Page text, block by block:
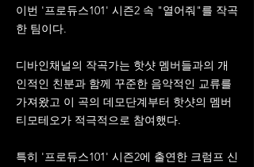
이번 '프로듀스101' 시즌2 속 "열어줘"를 작곡
한 팀이다.
디바인채널의 작곡가는 핫샷 멤버들과의 개
인적인 친분과 함께 꾸준한 음악적인 교류를
가져왔고 이 곡의 데모단계부터 핫샷의 멤버
티모테오가 적극적으로 참여했다.
특히 '프로듀스101' 시즌2에 출연한 크럼프 신